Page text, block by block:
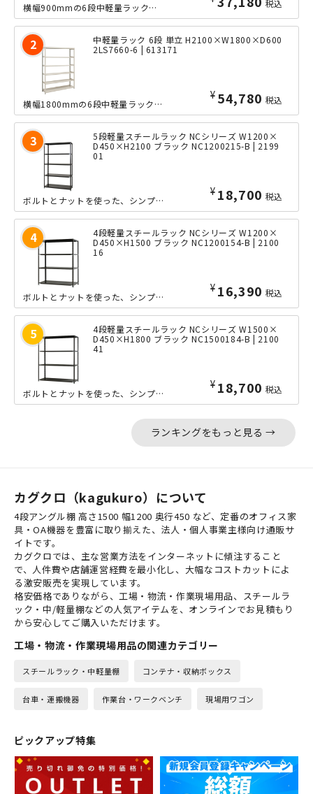
税込
横幅900mmの6段中軽量ラックの、奥行きたっぷりな600mmタイプ。ボルトレス...
中軽量ラック 6段 単立 H2100×W1800×D600
2LS7660-6 | 613171
¥ 54,780 税込
横幅1800mmの6段中軽量ラックの、奥行きたっぷりな600mmタイプ。ボルトレ...
5段軽量スチールラック NCシリーズ W1200×
D450×H2100 ブラック NC1200215-B | 2199
01
¥ 18,700 税込
ボルトとナットを使った、シンプルな軽量ラック「NCシリーズ」の小回りの利くW12...
4段軽量スチールラック NCシリーズ W1200×
D450×H1500 ブラック NC1200154-B | 2100
16
¥ 16,390 税込
ボルトとナットを使った、シンプルな軽量ラック「NCシリーズ」の小回りの利くW12...
4段軽量スチールラック NCシリーズ W1500×
D450×H1800 ブラック NC1500184-B | 2100
41
¥ 18,700 税込
ボルトとナットを使った、シンプルな軽量ラック「NCシリーズ」の中間サイズのW15...
ランキングをもっと見る →
カグクロ（kagukuro）について
4段アングル棚 高さ1500 幅1200 奥行450 など、定番のオフィス家
具・OA機器を豊富に取り揃えた、法人・個人事業主様向け通販サ
イトです。
カグクロでは、主な営業方法をインターネットに傾注すること
で、人件費や店舗運営経費を最小化し、大幅なコストカットによ
る激安販売を実現しています。
格安価格でありながら、工場・物流・作業現場用品、スチールラ
ック・中/軽量棚などの人気アイテムを、オンラインでお見積もり
から安心してご購入いただけます。
工場・物流・作業現場用品の関連カテゴリー
スチールラック・中軽量棚 コンテナ・収納ボックス
台車・運搬機器 作業台・ワークベンチ 現場用ワゴン
ピックアップ特集